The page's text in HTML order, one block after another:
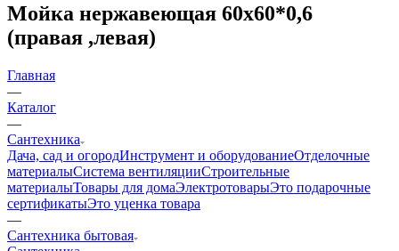
Мойка нержавеющая 60х60*0,6
(правая ,левая)
Главная
—
Каталог
—
Сантехника
Дача, сад и огородИнструмент и оборудованиеОтделочные
материалыСистема вентиляцииСтроительные
материалыТовары для домаЭлектротоварыЭто подарочные
сертификатыЭто уценка товара
—
Сантехника бытовая